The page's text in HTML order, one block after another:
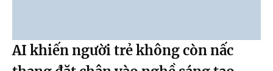
AI khiến người trẻ không còn nấc